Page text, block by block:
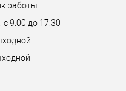
работы
с 9:00 до 17:30